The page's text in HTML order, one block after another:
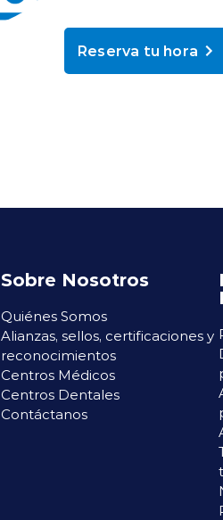
Reserva tu hora
Sobre Nosotros
Quiénes Somos
Alianzas, sellos, certificaciones y
reconocimientos
Centros Médicos
Centros Dentales
Contáctanos